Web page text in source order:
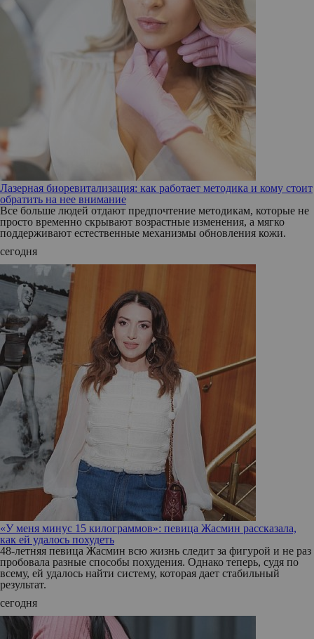
Лазерная биоревитализация: как работает методика и кому стоит
обратить на нее внимание
Все больше людей отдают предпочтение методикам, которые не
просто временно скрывают возрастные изменения, а мягко
поддерживают естественные механизмы обновления кожи.
сегодня
«У меня минус 15 килограммов»: певица Жасмин рассказала,
как ей удалось похудеть
48-летняя певица Жасмин всю жизнь следит за фигурой и не раз
пробовала разные способы похудения. Однако теперь, судя по
всему, ей удалось найти систему, которая дает стабильный
результат.
сегодня